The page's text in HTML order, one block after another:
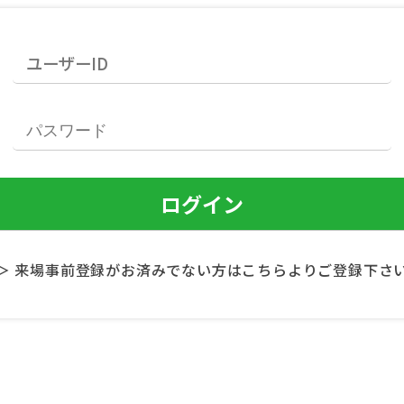
来場事前登録がお済みでない方はこちらよりご登録下さ